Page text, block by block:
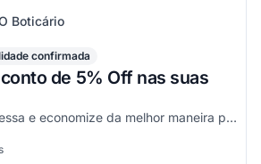
Boticário
confirmada
de 5% Off nas suas
Não fique de fora dessa e economize da melhor maneira possível! Válido somente nessa seleção!
funcionou